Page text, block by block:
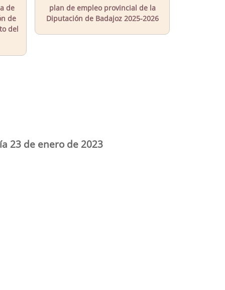
de
de
del
plan de empleo provincial de la
Diputación de Badajoz 2025-2026
23 de enero de 2023